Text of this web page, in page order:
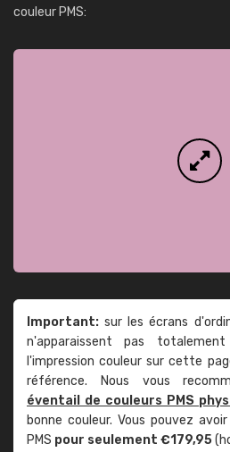
couleur PMS:
Important: sur les écrans
n'apparaissent pas
l'impression couleur sur cette
référence. Nous vous
éventail de couleurs PMS
bonne couleur. Vous pouvez
PMS pour seulement €179,95